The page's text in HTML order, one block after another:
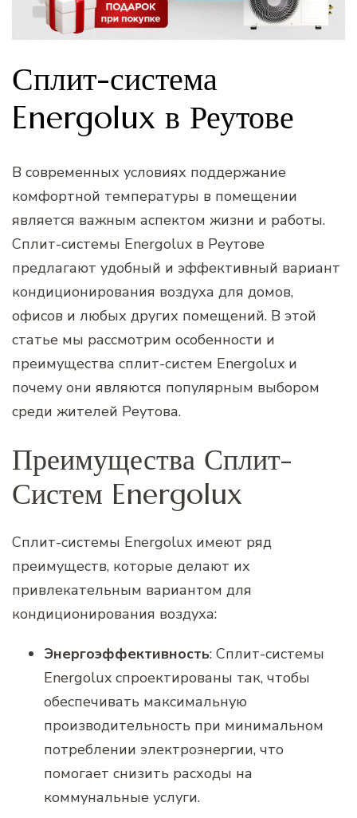
Сплит-система
Energolux в Реутове
В современных условиях поддержание
комфортной температуры в помещении
является важным аспектом жизни и работы.
Сплит-системы Energolux в Реутове
предлагают удобный и эффективный вариант
кондиционирования воздуха для домов,
офисов и любых других помещений. В этой
статье мы рассмотрим особенности и
преимущества сплит-систем Energolux и
почему они являются популярным выбором
среди жителей Реутова.
Преимущества Сплит-
Систем Energolux
Сплит-системы Energolux имеют ряд
преимуществ, которые делают их
привлекательным вариантом для
кондиционирования воздуха:
Энергоэффективность: Сплит-системы
Energolux спроектированы так, чтобы
обеспечивать максимальную
производительность при минимальном
потреблении электроэнергии, что
помогает снизить расходы на
коммунальные услуги.